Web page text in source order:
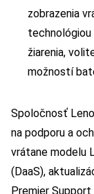
zobrazenia
žiarenia,
možností
Spoločnosť
na podporu a
vrátane modelu
(DaaS),
Premier